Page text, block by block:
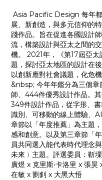
Asia Pacific Design 每年
展、新創造，與多元信仰的
踐作品。旨在促進各國設計
流，構築設計與亞太之間的
機。 2021年，《第17屆亞
題，探討亞太地區的設計在
以創新應對社會議題，化危
&nbsp; 今年年鑑分為三個章
師、444件優秀設計作品。
349件設計作品，從字形、
識別、可移動的線上體驗、
章節以「年度推薦」為主題
感和創意。以及第三章節「
員共同選入能代表時代理念
未來﹞主題。評選委員：靳
廣煜 x 克里斯‧卡洛里 x 張
在敏 x 劉釗 x 大黑大悟